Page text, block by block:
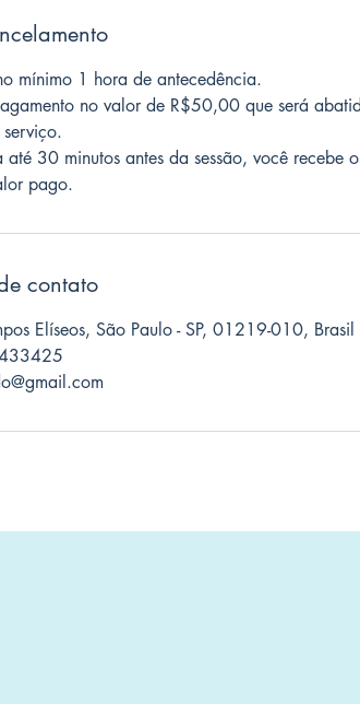
mínimo 1 hora de antecedência.
no valor de R$50,00 que será
30 minutos antes da sessão, você recebe o
pago.
contato
Elíseos, São Paulo - SP, 01219-010, Brasil